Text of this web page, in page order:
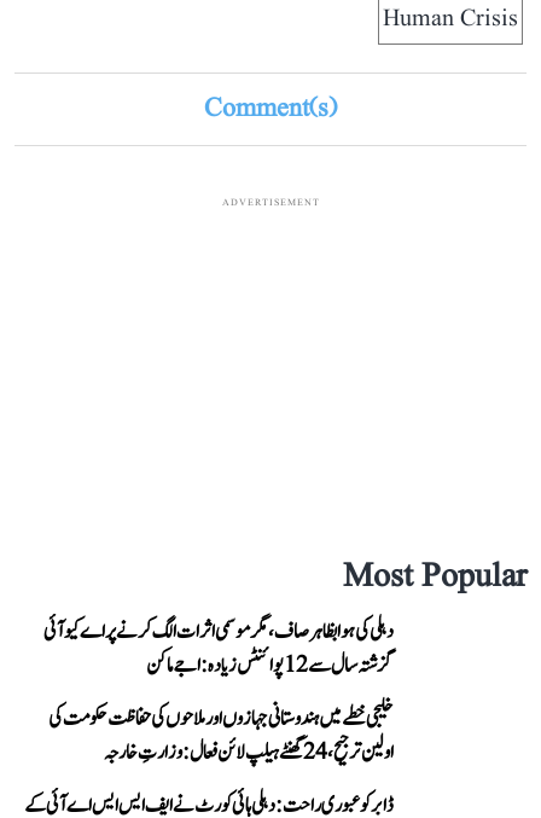
Human Crisis
Comment(s)
ADVERTISEMENT
Most Popular
دہلی کی ہوا بظاہر صاف، مگر موسمی اثرات الگ کرنے پر اے کیو آئی
گزشتہ سال سے 12 پوائنٹس زیادہ: اجے ماکن
خلیجی خطے میں ہندوستانی جہازوں اور ملاحوں کی حفاظت حکومت کی
اولین ترجیح، 24 گھنٹے ہیلپ لائن فعال: وزارتِ خارجہ
ڈابر کو عبوری راحت: دہلی ہائی کورٹ نے ایف ایس ایس اے آئی کے